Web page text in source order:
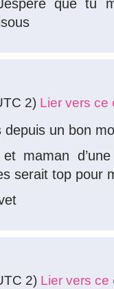
que tu
2) Lier vers ce
depuis un bon
maman
serait top pour
2) Lier vers ce